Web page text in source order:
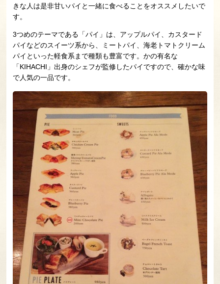
きな人は是非甘いパイと一緒に食べることをオススメしたいで
す。
3つめのテーマである「パイ」は、アップルパイ、カスタード
パイなどのスイーツ系から、ミートパイ、海老トマトクリーム
パイといった軽食系まで種類も豊富です。かの有名な
「KIHACHI」出身のシェフが監修したパイですので、確かな味
で人気の一品です。